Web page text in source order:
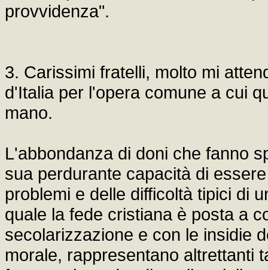
provvidenza".
3. Carissimi fratelli, molto mi
d'Italia per l'opera comune a cui
mano.
L'abbondanza di doni che fanno
sua perdurante capacità di
problemi e delle difficoltà tipici di
quale la fede cristiana è posta a
secolarizzazione e con le insidie
morale, rappresentano altrettanti